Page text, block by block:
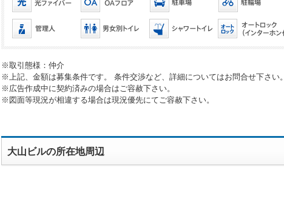
※取引態様：仲介
※上記、金額は募集条件です。 条件交渉など、詳細についてはお問合せ下さい。
※広告作成中に契約済みの場合はご容赦下さい。
※図面等現況が相違する場合は現況優先にてご容赦下さい。
大山ビルの所在地周辺